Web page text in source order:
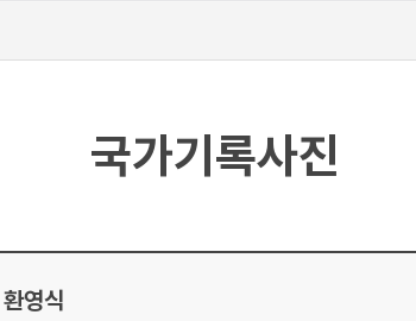
국가기록사진
영식